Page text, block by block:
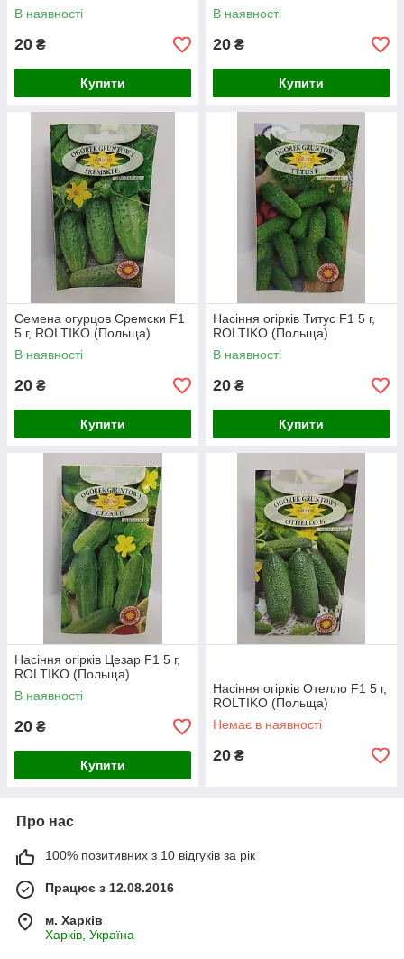
В наявності
20 ₴
Купити
В наявності
20 ₴
Купити
Семена огурцов Сремски F1
5 г, ROLTIKO (Польща)
В наявності
20 ₴
Купити
Насіння огірків Титус F1 5 г,
ROLTIKO (Польща)
В наявності
20 ₴
Купити
Насіння огірків Цезар F1 5 г,
ROLTIKO (Польща)
В наявності
20 ₴
Купити
Насіння огірків Отелло F1 5 г,
ROLTIKO (Польща)
Немає в наявності
20 ₴
Про нас
100% позитивних з 10 відгуків за рік
Працює з 12.08.2016
м. Харків
Харків, Україна